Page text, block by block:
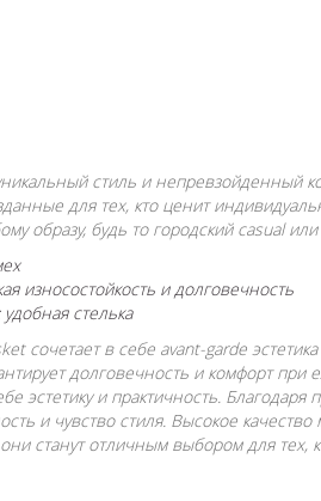
стиль и непревзойденный
для тех, кто ценит
образу, будь то городский casual
износостойкость и долговечность
стелька
сочетает в себе avant-garde
долговечность и комфорт
эстетику и практичность.
и чувство стиля. Высокое
станут отличным выбором для тех,